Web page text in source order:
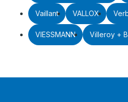
Vaillant VALLOX
VIESSMANN Villeroy +